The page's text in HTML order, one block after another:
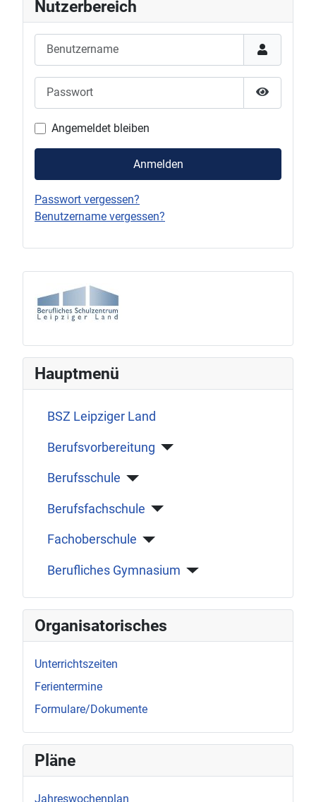
Hauptmenü
BSZ Leipziger Land
Berufsvorbereitung
Berufsschule
Berufsfachschule
Fachoberschule
Berufliches Gymnasium
Organisatorisches
Unterrichtszeiten
Ferientermine
Formulare/Dokumente
Pläne
Jahreswochenplan
Nutzerbereich
Passwort
Angemeldet bleiben
Anmelden
Passwort vergessen?
Benutzername vergessen?